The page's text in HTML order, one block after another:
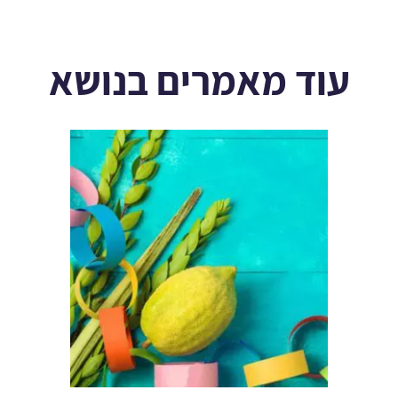
עוד מאמרים בנושא